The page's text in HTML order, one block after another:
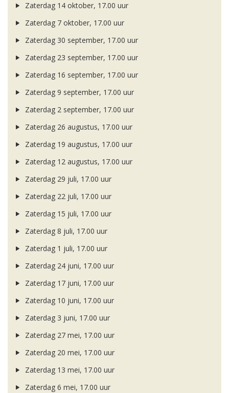
Zaterdag 14 oktober, 17.00 uur
Zaterdag 7 oktober, 17.00 uur
Zaterdag 30 september, 17.00 uur
Zaterdag 23 september, 17.00 uur
Zaterdag 16 september, 17.00 uur
Zaterdag 9 september, 17.00 uur
Zaterdag 2 september, 17.00 uur
Zaterdag 26 augustus, 17.00 uur
Zaterdag 19 augustus, 17.00 uur
Zaterdag 12 augustus, 17.00 uur
Zaterdag 29 juli, 17.00 uur
Zaterdag 22 juli, 17.00 uur
Zaterdag 15 juli, 17.00 uur
Zaterdag 8 juli, 17.00 uur
Zaterdag 1 juli, 17.00 uur
Zaterdag 24 juni, 17.00 uur
Zaterdag 17 juni, 17.00 uur
Zaterdag 10 juni, 17.00 uur
Zaterdag 3 juni, 17.00 uur
Zaterdag 27 mei, 17.00 uur
Zaterdag 20 mei, 17.00 uur
Zaterdag 13 mei, 17.00 uur
Zaterdag 6 mei, 17.00 uur